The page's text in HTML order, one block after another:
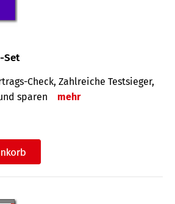
Set
Check, Zahlreiche Testsieger,
sparen
mehr